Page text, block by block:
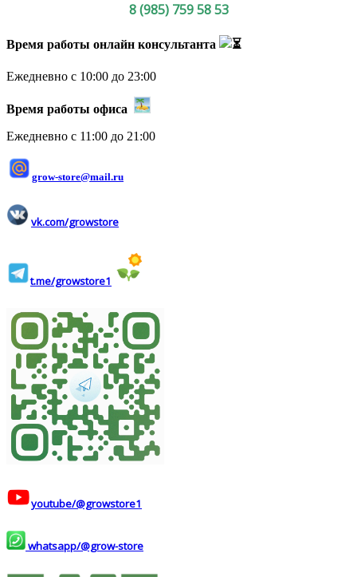
8 (985) 759 58 53
Время работы онлайн консультанта
Ежедневно с 10:00 до 23:00
Время работы офиса
Ежедневно с 11:00 до 21:00
grow-store@mail.ru
vk.com/growstore
t.me/growstore1
youtube/@growstore1
whatsapp/@grow-store